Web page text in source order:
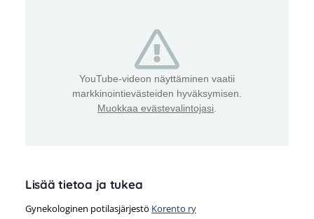
YouTube-videon näyttäminen vaatii
markkinointievästeiden hyväksymisen.
Muokkaa evästevalintojasi.
Lisää tietoa ja tukea
Gynekologinen potilasjärjestö Korento ry